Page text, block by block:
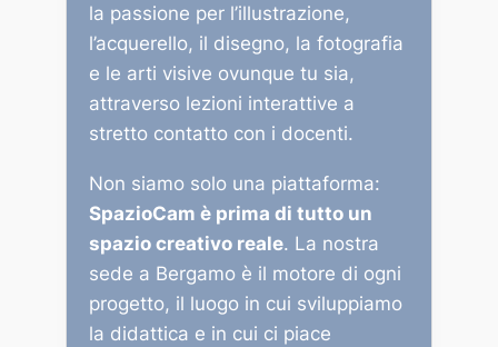
la passione per l’illustrazione,
l’acquerello, il disegno, la fotografia
e le arti visive ovunque tu sia,
attraverso lezioni interattive a
stretto contatto con i docenti.
Non siamo solo una piattaforma:
SpazioCam è prima di tutto un
spazio creativo reale. La nostra
sede a Bergamo è il motore di ogni
progetto, il luogo in cui sviluppiamo
la didattica e in cui ci piace